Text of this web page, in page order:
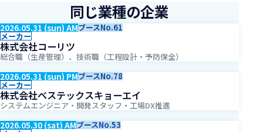
同じ業種の企業
2026.05.31 (sun) AMブースNo.61
メーカー
株式会社コーリツ
総合職（生産管理）、技術職（工程設計・予防保全）
2026.05.31 (sun) PMブースNo.78
メーカー
株式会社ベステックスキョーエイ
システムエンジニア・開発スタッフ・工場DX推進
2026.05.30 (sat) AMブースNo.53